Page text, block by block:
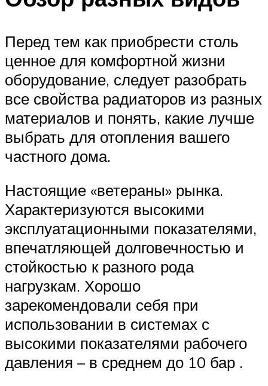
Перед тем как приобрести столь
ценное для комфортной жизни
оборудование, следует разобрать
все свойства радиаторов из разных
материалов и понять, какие лучше
выбрать для отопления вашего
частного дома.
Настоящие «ветераны» рынка.
Характеризуются высокими
эксплуатационными показателями,
впечатляющей долговечностью и
стойкостью к разного рода
нагрузкам. Хорошо
зарекомендовали себя при
использовании в системах с
высокими показателями рабочего
давления – в среднем до 10 бар .